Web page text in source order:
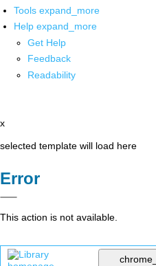
Tools expand_more
Help expand_more
Get Help
Feedback
Readability
x
selected template will load here
Error
This action is not available.